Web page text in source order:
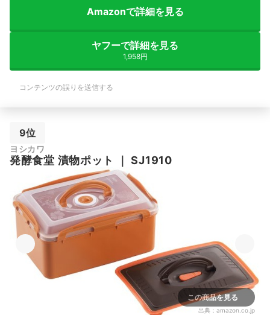
Amazonで詳細を見る
ヤフーで詳細を見る
1,958円
コンテンツの誤りを送信する
9位
ヨシカワ
発酵食堂 漬物ポット ｜SJ1910
この商品を見る
出典： amazon.co.jp